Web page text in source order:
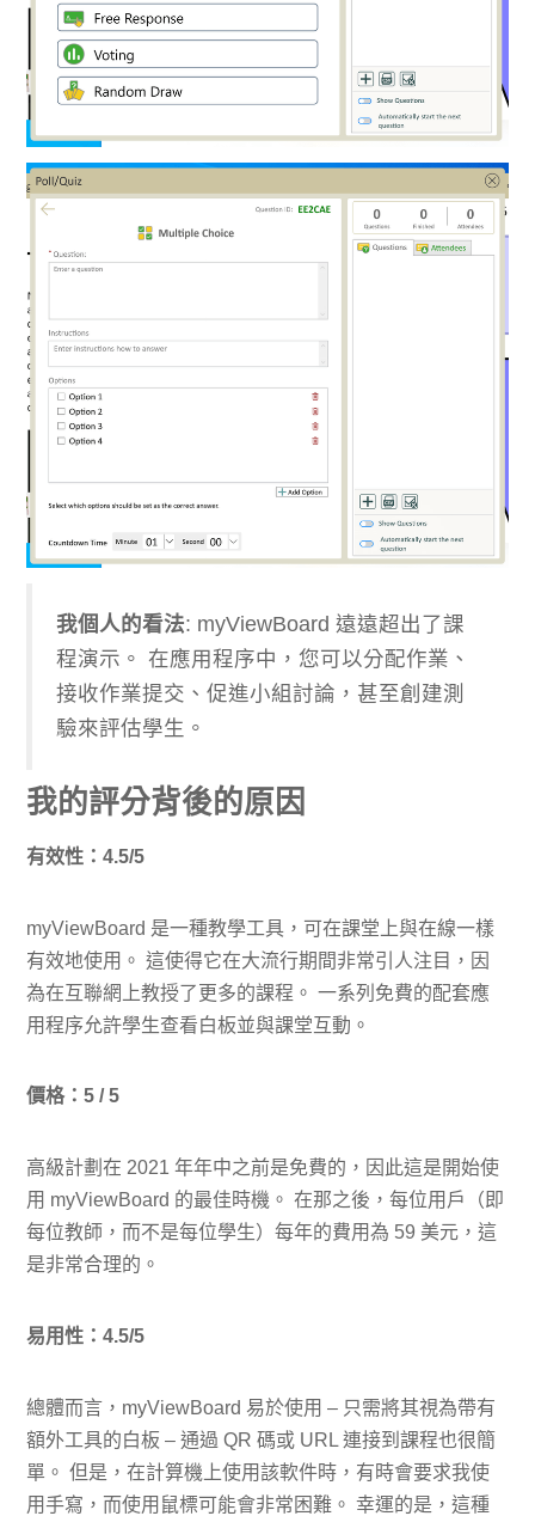
我個人的看法: myViewBoard 遠遠超出了課
程演示。 在應用程序中，您可以分配作業、
接收作業提交、促進小組討論，甚至創建測
驗來評估學生。
我的評分背後的原因
有效性：4.5/5
myViewBoard 是一種教學工具，可在課堂上與在線一樣
有效地使用。 這使得它在大流行期間非常引人注目，因
為在互聯網上教授了更多的課程。 一系列免費的配套應
用程序允許學生查看白板並與課堂互動。
價格：5 / 5
高級計劃在 2021 年年中之前是免費的，因此這是開始使
用 myViewBoard 的最佳時機。 在那之後，每位用戶（即
每位教師，而不是每位學生）每年的費用為 59 美元，這
是非常合理的。
易用性：4.5/5
總體而言，myViewBoard 易於使用 – 只需將其視為帶有
額外工具的白板 – 通過 QR 碼或 URL 連接到課程也很簡
單。 但是，在計算機上使用該軟件時，有時會要求我使
用手寫，而使用鼠標可能會非常困難。 幸運的是，這種